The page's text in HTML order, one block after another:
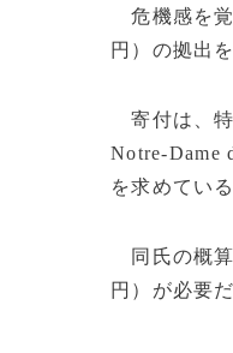
危機感を覚
円）の拠出
寄付は、特
Notre-Dame
を求めてい
同氏の概算
円）が必要